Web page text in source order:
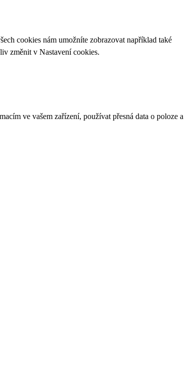
cookies nám umožníte zobrazovat například také
změnit v Nastavení cookies.
ve vašem zařízení, používat přesná data o poloze a